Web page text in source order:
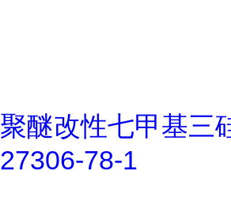
聚醚改性七甲基三
27306-78-1